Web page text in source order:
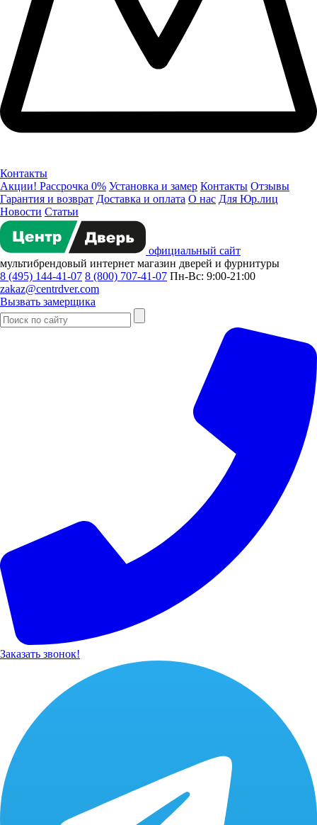
Контакты
Акции! Рассрочка 0% Установка и замер Контакты Отзывы
Гарантия и возврат Доставка и оплата О нас Для Юр.лиц
Новости Статьи
официальный сайт
мультибрендовый интернет магазин дверей и фурнитуры
8 (495) 144-41-07 8 (800) 707-41-07 Пн-Вс: 9:00-21:00
zakaz@centrdver.com
Вызвать замерщика
Заказать звонок!